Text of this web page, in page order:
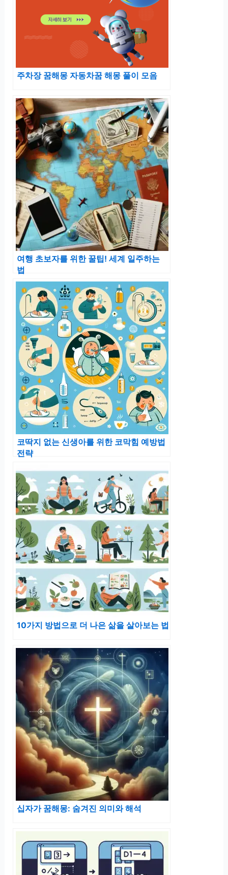
주차장 꿈해몽 자동차꿈 해몽 풀이 모음
여행 초보자를 위한 꿀팁! 세계 일주하는
법
코딱지 없는 신생아를 위한 코막힘 예방법
전략
10가지 방법으로 더 나은 삶을 살아보는 법
십자가 꿈해몽: 숨겨진 의미와 해석